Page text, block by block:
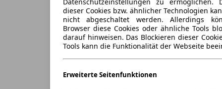
dieser Cookies bzw. ähnlicher Technologien
nicht abgeschaltet werden. Allerdings
Browser diese Cookies oder ähnliche Tools
darauf hinweisen. Das Blockieren dieser
Tools kann die Funktionalität der Webseite
Erweiterte Seitenfunktionen